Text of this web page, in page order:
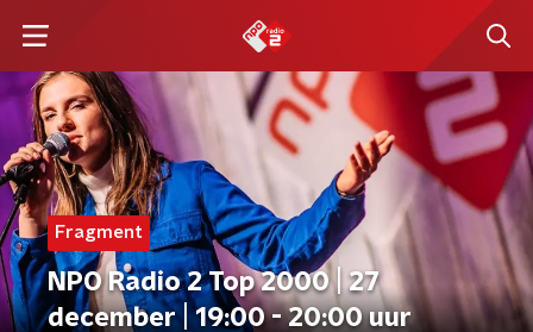
Fragment
NPO Radio 2 Top 2000 | 27
december | 19:00 - 20:00 uur